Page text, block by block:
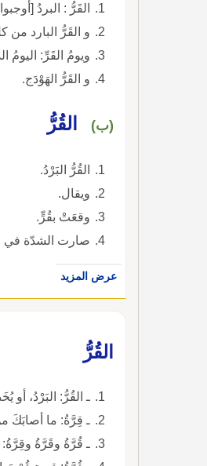
القَرُّ : البردُ
و القَرُّ البارد
ويومُ القَرِّ: اليومُ
و القَرُّ الهَوْدَج.
(ب) القُرُّ
القُرُّ البَرْدُ.
ويقال.
وقعَتْ بقُرٍّ.
صارت الشدّة في
عرض المزيد
القُرُّ
ـ القُرُّ: البَرْدُ، أو
ـ قِرَّةُ: ما أصابَكَ
ـ قُرَّةُ وقَرَّةُ وقِرَّةُ: الضِّفْدِعُ.